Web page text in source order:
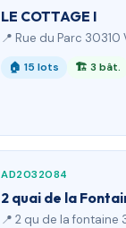
LE COTTAGE I
📍 Rue du Parc 30310
🏠 15 lots 🏗 3 bât.
AD2032084
2 quai de la
📍 2 qu de la